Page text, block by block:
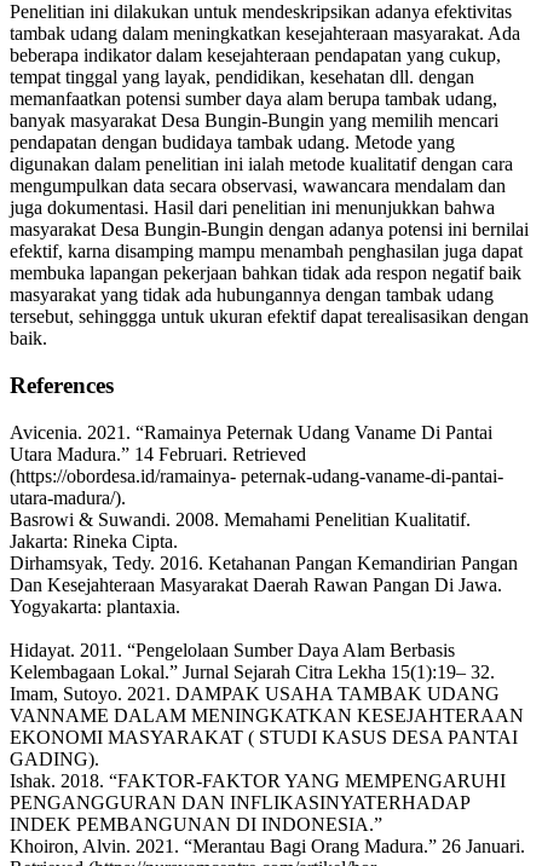
Penelitian ini dilakukan untuk mendeskripsikan adanya efektivitas
tambak udang dalam meningkatkan kesejahteraan masyarakat. Ada
beberapa indikator dalam kesejahteraan pendapatan yang cukup,
tempat tinggal yang layak, pendidikan, kesehatan dll. dengan
memanfaatkan potensi sumber daya alam berupa tambak udang,
banyak masyarakat Desa Bungin-Bungin yang memilih mencari
pendapatan dengan budidaya tambak udang. Metode yang
digunakan dalam penelitian ini ialah metode kualitatif dengan cara
mengumpulkan data secara observasi, wawancara mendalam dan
juga dokumentasi. Hasil dari penelitian ini menunjukkan bahwa
masyarakat Desa Bungin-Bungin dengan adanya potensi ini bernilai
efektif, karna disamping mampu menambah penghasilan juga dapat
membuka lapangan pekerjaan bahkan tidak ada respon negatif baik
masyarakat yang tidak ada hubungannya dengan tambak udang
tersebut, sehinggga untuk ukuran efektif dapat terealisasikan dengan
baik.
References
Avicenia. 2021. “Ramainya Peternak Udang Vaname Di Pantai
Utara Madura.” 14 Februari. Retrieved
(https://obordesa.id/ramainya- peternak-udang-vaname-di-pantai-
utara-madura/).
Basrowi & Suwandi. 2008. Memahami Penelitian Kualitatif.
Jakarta: Rineka Cipta.
Dirhamsyak, Tedy. 2016. Ketahanan Pangan Kemandirian Pangan
Dan Kesejahteraan Masyarakat Daerah Rawan Pangan Di Jawa.
Yogyakarta: plantaxia.
Hidayat. 2011. “Pengelolaan Sumber Daya Alam Berbasis
Kelembagaan Lokal.” Jurnal Sejarah Citra Lekha 15(1):19– 32.
Imam, Sutoyo. 2021. DAMPAK USAHA TAMBAK UDANG
VANNAME DALAM MENINGKATKAN KESEJAHTERAAN
EKONOMI MASYARAKAT ( STUDI KASUS DESA PANTAI
GADING).
Ishak. 2018. “FAKTOR-FAKTOR YANG MEMPENGARUHI
PENGANGGURAN DAN INFLIKASINYATERHADAP
INDEK PEMBANGUNAN DI INDONESIA.”
Khoiron, Alvin. 2021. “Merantau Bagi Orang Madura.” 26 Januari.